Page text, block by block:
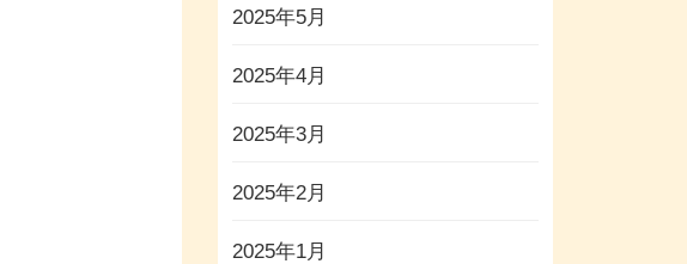
2025年5月
2025年4月
2025年3月
2025年2月
2025年1月